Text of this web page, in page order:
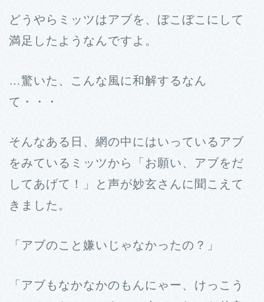
どうやらミッツはアブを、ぼこぼこにして
満足したようなんですよ。
…驚いた、こんな風に和解するなん
て・・・
そんなある日、網の中にはいっているアブ
をみているミッツから「お願い、アブをだ
してあげて！」と声が妙玄さんに聞こえて
きました。
「アブのこと嫌いじゃなかったの？」
「アブもなかなかのもんにゃー、けっこう